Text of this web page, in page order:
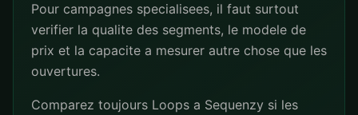
Pour campagnes specialisees, il faut surtout
verifier la qualite des segments, le modele de
prix et la capacite a mesurer autre chose que les
ouvertures.
Comparez toujours Loops a Sequenzy si les